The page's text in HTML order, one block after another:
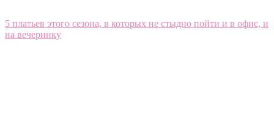
5 платьев этого сезона, в которых не стыдно пойти и в офис, и
на вечеринку